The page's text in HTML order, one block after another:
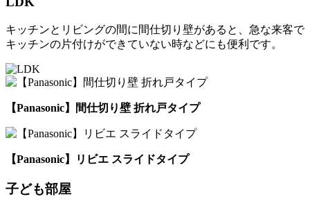
キッチンとリビングの間に間仕切り壁があると、急な来客で
キッチンの片付けができていない時などにも便利です。
【Panasonic】間仕切り壁 折れ戸タイプ
【Panasonic】リビエ スライドタイプ
子ども部屋